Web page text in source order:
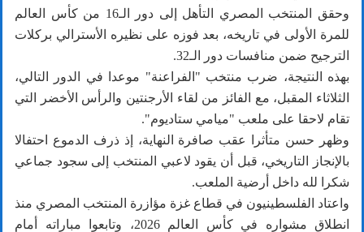
وحقق المنتخب المصري التأهل إلى دور الـ16 من كأس العالم
للمرة الأولى في تاريخه، بعد فوزه على نظيره الأسترالي بركلات
الترجيح ضمن منافسات دور الـ32.
بهذه النتيجة، ضرب منتخب "الفراعنة" موعدا في الدور التالي،
الثلاثاء المقبل، مع الفائز من لقاء الأرجنتين والرأس الأخضر التي
تقام لاحقا على ملعب "ميامي ستاديوم".
وظهر حسن متأثرا عقب صافرة النهاية، إذ ذرف الدموع احتفالا
بالإنجاز التاريخي، قبل أن يقود لاعبي المنتخب إلى سجود جماعي
شكرا لله داخل أرضية الملعب.
واعتاد الفلسطينيون في قطاع غزة مؤازرة المنتخب المصري منذ
انطلاق مشواره في كأس العالم 2026، وتابعوا مباراته أمام